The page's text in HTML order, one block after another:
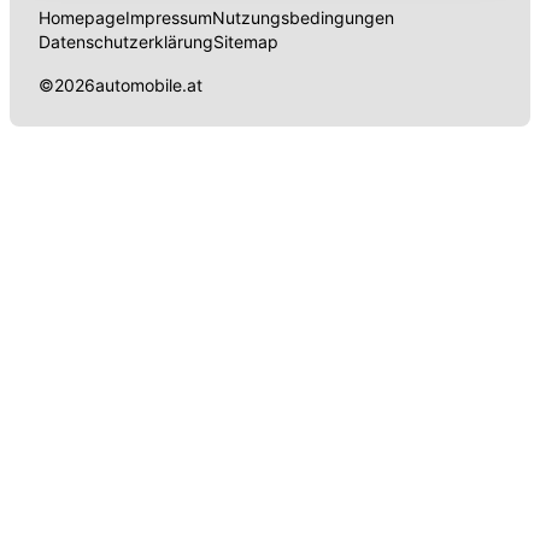
HomepageImpressumNutzungsbedingungen
DatenschutzerklärungSitemap
©2026automobile.at